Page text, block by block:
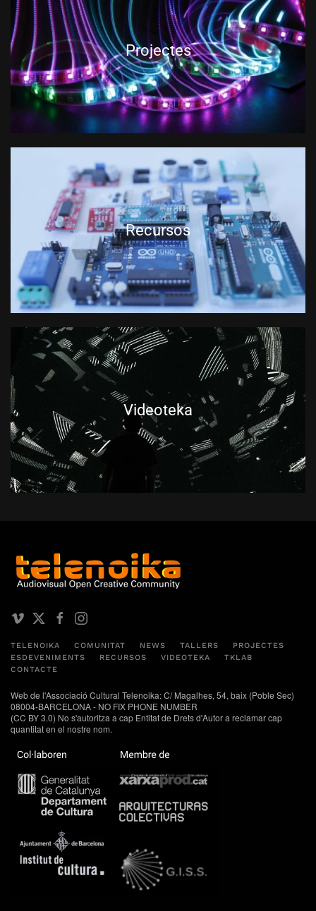
Projectes
Recursos
Videoteka
TELENOIKA COMUNITAT NEWS TALLERS
PROJECTES
ESDEVENIMENTS
RECURSOS VIDEOTEKA
TKLAB
CONTACTE
Web de l'Associació Cultural Telenoika: C/ Magalhes, 54, baix (Poble Sec)
08004-BARCELONA - NO FIX PHONE NUMBER
(CC BY 3.0) No s'autoritza a cap Entitat de Drets d'Autor a reclamar cap
quantitat en el nostre nom.